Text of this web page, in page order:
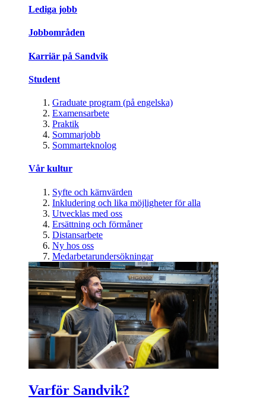
Lediga jobb
Jobbområden
Karriär på Sandvik
Student
Graduate program (på engelska)
Examensarbete
Praktik
Sommarjobb
Sommarteknolog
Vår kultur
Syfte och kärnvärden
Inkludering och lika möjligheter för alla
Utvecklas med oss
Ersättning och förmåner
Distansarbete
Ny hos oss
Medarbetarundersökningar
Varför Sandvik?